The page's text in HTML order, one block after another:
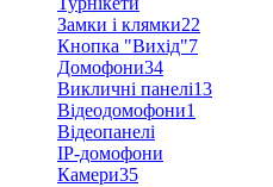
Замки і клямки22
Кнопка "Вихід"7
Домофони34
Викличні панелі13
Відеодомофони1
Відеопанелі
IP-домофони
Камери35